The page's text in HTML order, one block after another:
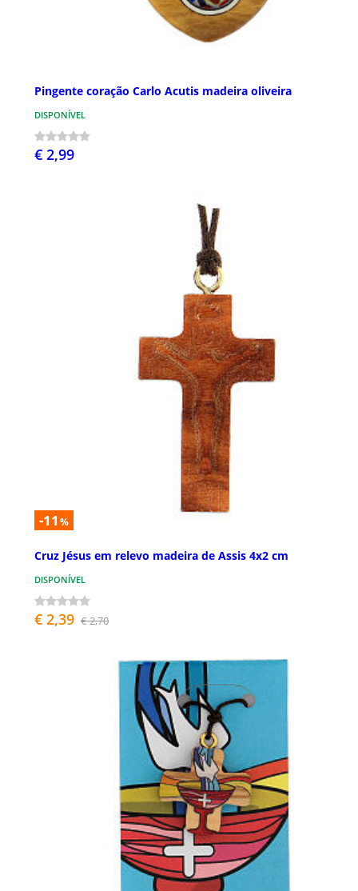
Pingente coração Carlo Acutis madeira oliveira
DISPONÍVEL
€ 2,99
-11 %
Cruz Jésus em relevo madeira de Assis 4x2 cm
DISPONÍVEL
€ 2,39 € 2,70